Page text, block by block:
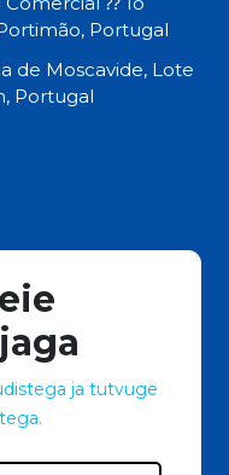
Portugal
de Moscavide, Lote
Portugal
ja tutvuge